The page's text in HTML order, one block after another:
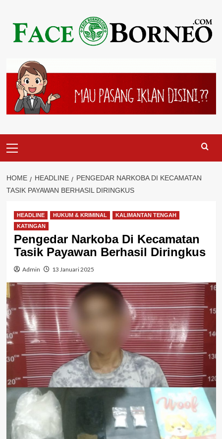
content
Menu
HOME HEADLINE
PENGEDAR NARKOBA DI KECAMATAN
TASIK PAYAWAN BERHASIL DIRINGKUS
HEADLINE HUKUM & KRIMINAL
KALIMANTAN TENGAH
KATINGAN
Pengedar Narkoba Di Kecamatan
Tasik Payawan Berhasil Diringkus
Admin 13 Januari 2025